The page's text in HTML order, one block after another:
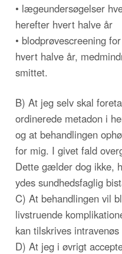
• lægeundersøgelser
herefter hvert halve år
• blodprøvescreening
hvert halve år,
smittet.
B) At jeg selv skal
ordinerede metadon i
og at behandlingen
for mig. I givet fald
Dette gælder dog ikke,
ydes sundhedsfaglig
C) At behandlingen vil
livstruende
kan tilskrives
D) At jeg i øvrigt